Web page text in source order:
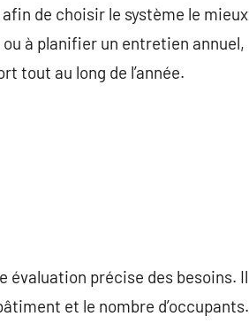
de choisir le système le mieux
à planifier un entretien annuel,
tout au long de l’année.
évaluation précise des besoins. Il
et le nombre d’occupants.